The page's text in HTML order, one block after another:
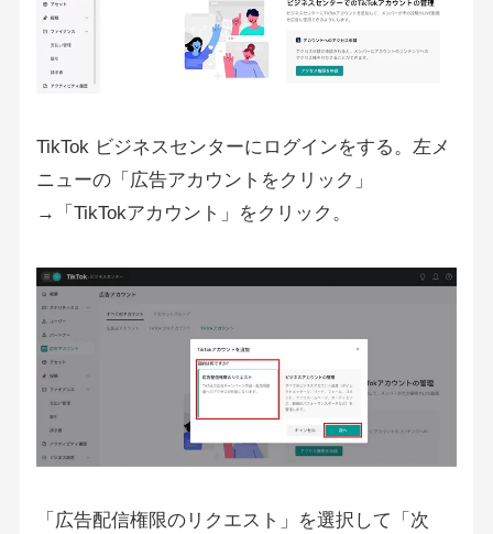
TikTok ビジネスセンターにログインをする。左メ
ニューの「広告アカウントをクリック」
→「TikTokアカウント」をクリック。
「広告配信権限のリクエスト」を選択して「次